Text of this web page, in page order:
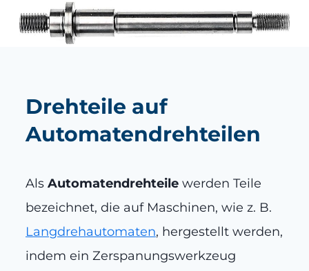
Drehteile auf
Automatendrehteilen
Als Automatendrehteile werden Teile
bezeichnet, die auf Maschinen, wie z. B.
Langdrehautomaten, hergestellt werden,
indem ein Zerspanungswerkzeug